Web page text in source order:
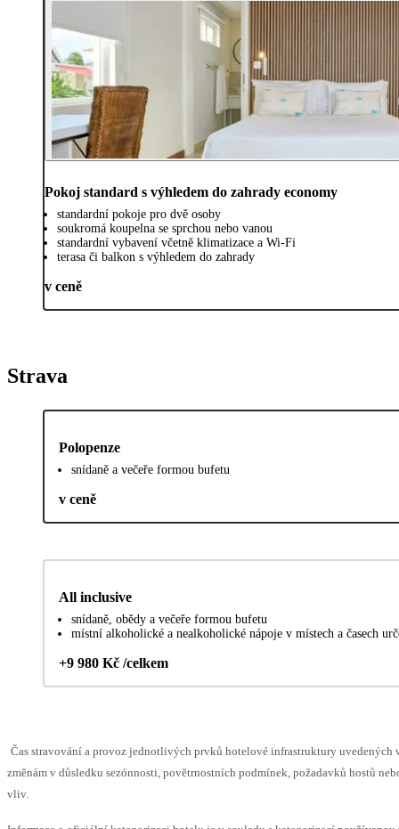
Pokoj standard s výhledem do zahrady economy
standardní pokoje pro dvě osoby
soukromá koupelna se sprchou nebo vanou
standardní vybavení včetně klimatizace a Wi-Fi
terasa či balkon s výhledem do zahrady
v ceně
Strava
Polopenze
snídaně a večeře formou bufetu
v ceně
All inclusive
snídaně, obědy a večeře formou bufetu
místní alkoholické a nealkoholické nápoje v místech a časech
+9 980 Kč /celkem
Čas stravování a provoz jednotlivých prvků hotelové infrastruktury uvedených
změnám v důsledku sezónnosti, povětrnostních podmínek, požadavků hostů
vliv.